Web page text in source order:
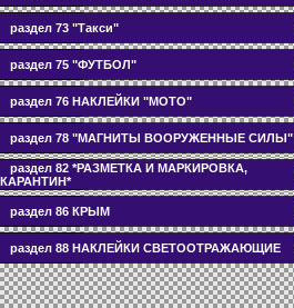
раздел 73 "Такси"
раздел 75 "ФУТБОЛ"
раздел 76 НАКЛЕЙКИ "МОТО"
раздел 78 "МАГНИТЫ ВООРУЖЕННЫЕ СИЛЫ"
раздел 82 *РАЗМЕТКА И МАРКИРОВКА,
КАРАНТИН*
раздел 86 КРЫМ
раздел 88 НАКЛЕЙКИ СВЕТООТРАЖАЮЩИЕ